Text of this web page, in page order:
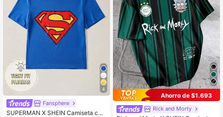
4
Fansphere
SUPERMAN X SHEIN Camiseta cas
Ahorro de $1.693
Rick and Morty